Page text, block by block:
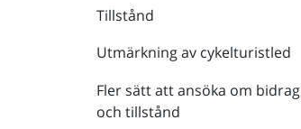
Tillstånd
Utmärkning av cykelturistled
Fler sätt att ansöka om bidrag
och tillstånd